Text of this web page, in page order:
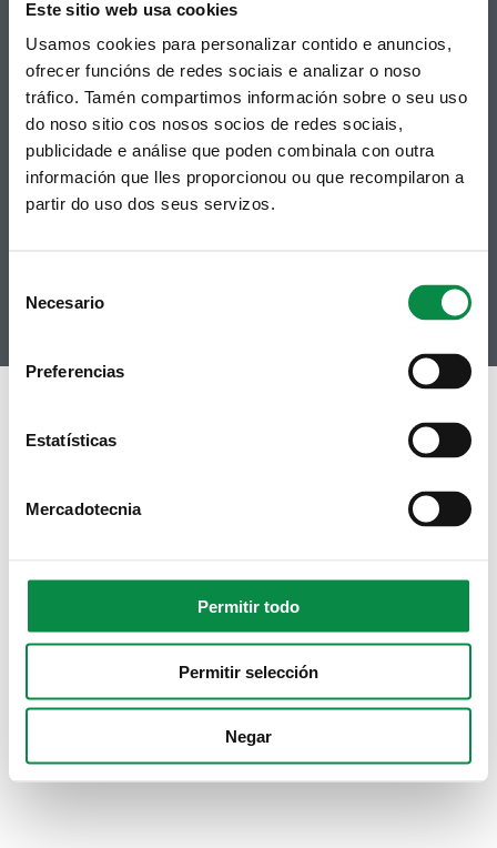
Este sitio web usa cookies
Usamos cookies para personalizar contido e anuncios,
ofrecer funcións de redes sociais e analizar o noso
tráfico. Tamén compartimos información sobre o seu uso
do noso sitio cos nosos socios de redes sociais,
publicidade e análise que poden combinala con outra
información que lles proporcionou ou que recompilaron a
partir do uso dos seus servizos.
Selection
Necesario
Preferencias
Estatísticas
Mercadotecnia
Permitir todo
Permitir selección
Negar
Síguenos
Facebook
Twitter
Telegram
Instagram
Política de privacidade
Aviso Legal
Accesibilidade
Mapa web
Politicas de Cookies